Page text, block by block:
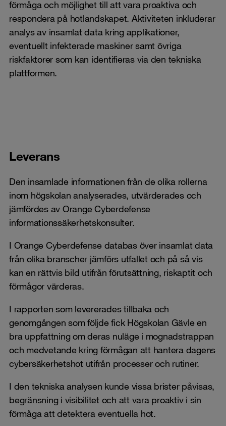
förmåga och möjlighet till att vara proaktiva och
respondera på hotlandskapet. Aktiviteten inkluderar
analys av insamlat data kring applikationer,
eventuellt infekterade maskiner samt övriga
riskfaktorer som kan identifieras via den tekniska
plattformen.
Leverans
Den insamlade informationen från de olika rollerna
inom högskolan analyserades, utvärderades och
jämfördes av Orange Cyberdefense
informationssäkerhetskonsulter.
I Orange Cyberdefense databas över insamlat data
från olika branscher jämförs utfallet och på så vis
kan en rättvis bild utifrån förutsättning, riskaptit och
förmågor värderas.
I rapporten som levererades tillbaka och
genomgången som följde fick Högskolan Gävle en
bra uppfattning om deras nuläge i mognadstrappan
och medvetande kring förmågan att hantera dagens
cybersäkerhetshot utifrån processer och rutiner.
I den tekniska analysen kunde vissa brister påvisas,
begränsning i visibilitet och att vara proaktiv i sin
förmåga att detektera eventuella hot.